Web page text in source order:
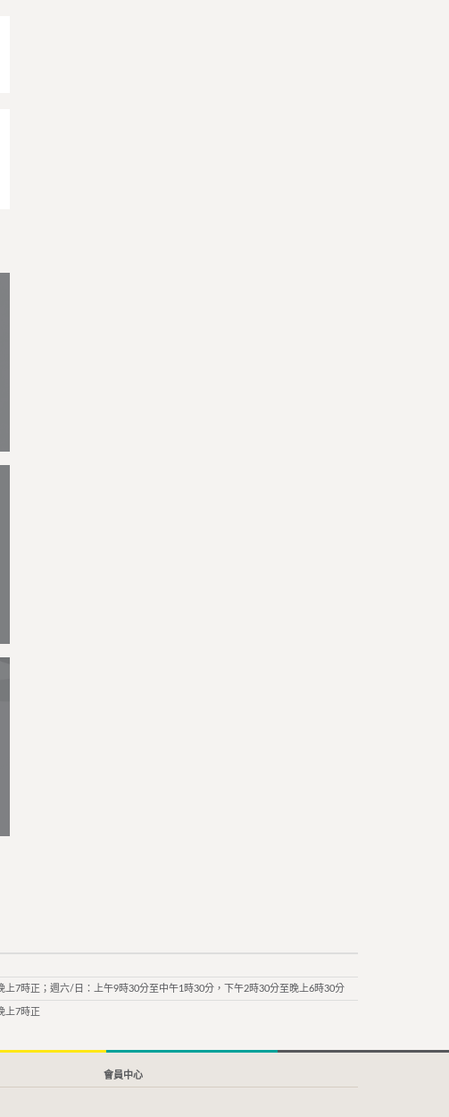
上7時正；週六/日：上午9時30分至中午1時30分，下午2時30分至晚上6時30分
上7時正
會員中心